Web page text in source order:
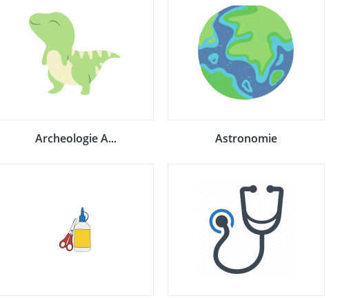
Archeologie A... Astronomie